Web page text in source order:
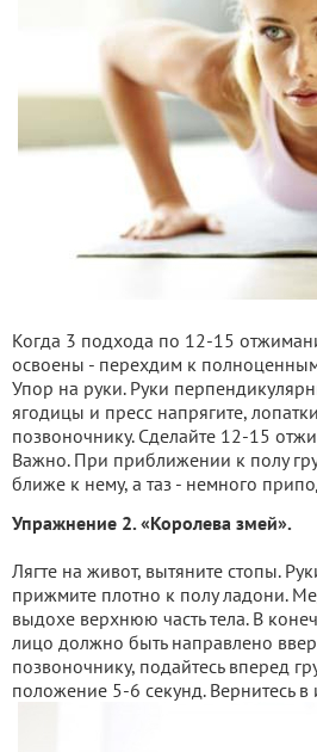
Когда 3 подхода по 12-15
освоены - перехдим к
Упор на руки. Руки
ягодицы и пресс напрягите,
позвоночнику. Сделайте 12-15
Важно. При приближении к полу
ближе к нему, а таз - немного
Упражнение 2. «Королева змей».
Лягте на живот, вытяните стопы.
прижмите плотно к полу ладони.
выдохе верхнюю часть тела. В
лицо должно быть направлено
позвоночнику, подайтесь вперед
положение 5-6 секунд. Вернитесь в